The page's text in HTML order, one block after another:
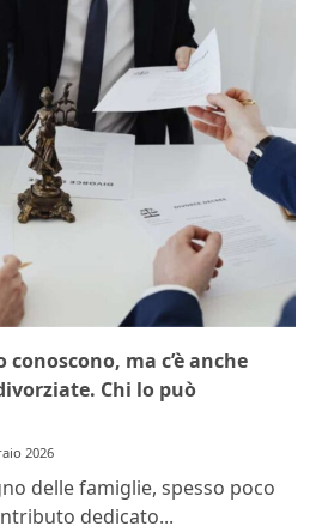
ma c’è anche
Chi lo può
2026
delle famiglie, spesso poco
dedicato...